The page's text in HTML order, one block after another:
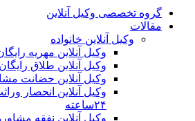
گروه تخصصی وکیل آنلاین
مقالات
وکیل آنلاین خانواده
وکیل آنلاین مهریه رایگان و ۲۴ ساعته
وکیل آنلاین طلاق رایگان و ۲۴ ساعته
وکیل آنلاین حضانت مشاوره
وکیل آنلاین انحصار وراثت
وکیل آنلاین نفقه مشاوره رایگان